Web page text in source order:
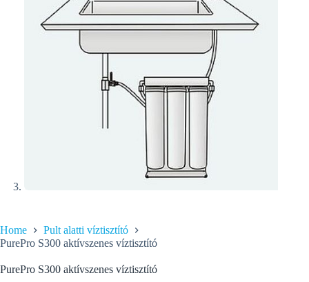
Home
Pult alatti víztisztító
PurePro S300 aktívszenes víztisztító
PurePro S300 aktívszenes víztisztító